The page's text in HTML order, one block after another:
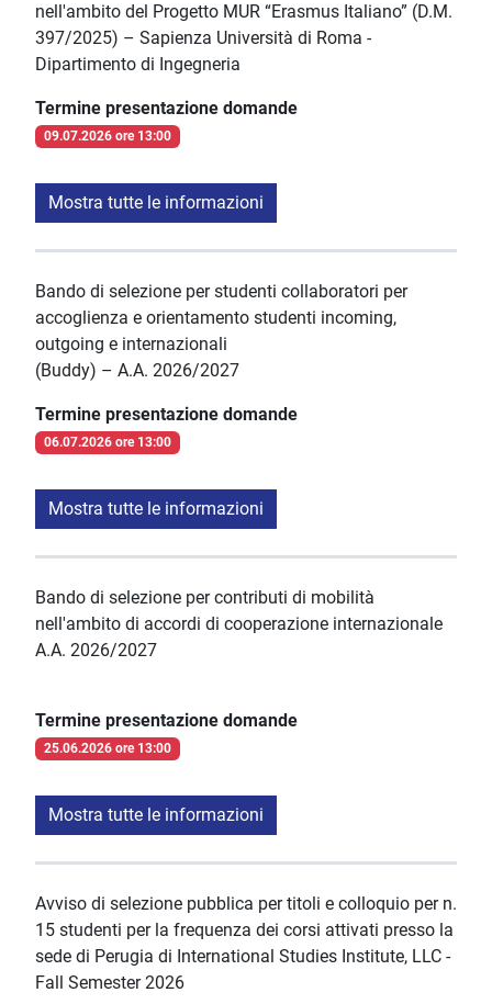
nell'ambito del Progetto MUR “Erasmus Italiano” (D.M.
397/2025) – Sapienza Università di Roma -
Dipartimento di Ingegneria
Termine presentazione domande
09.07.2026 ore 13:00
Mostra tutte le informazioni
Bando di selezione per studenti collaboratori per
accoglienza e orientamento studenti incoming,
outgoing e internazionali
(Buddy) – A.A. 2026/2027
Termine presentazione domande
06.07.2026 ore 13:00
Mostra tutte le informazioni
Bando di selezione per contributi di mobilità
nell'ambito di accordi di cooperazione internazionale
A.A. 2026/2027
Termine presentazione domande
25.06.2026 ore 13:00
Mostra tutte le informazioni
Avviso di selezione pubblica per titoli e colloquio per n.
15 studenti per la frequenza dei corsi attivati presso la
sede di Perugia di International Studies Institute, LLC -
Fall Semester 2026